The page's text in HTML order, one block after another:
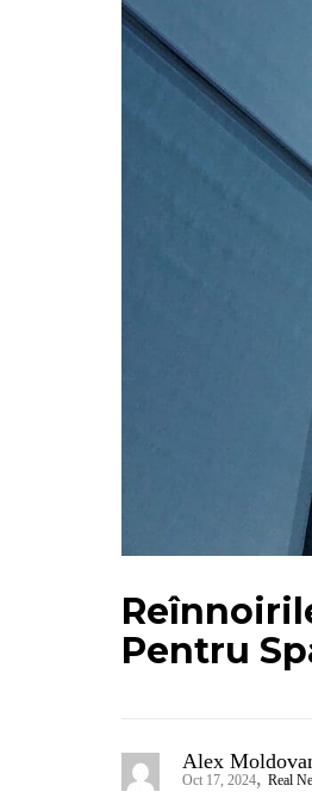
Pentru
Alex
Oct 17, 2024, Real